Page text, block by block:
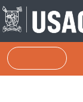
Pasar al contenido
Buscar